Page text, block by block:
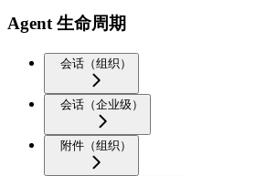
Agent 生命周期
会话（组织）
会话（企业级）
附件（组织）